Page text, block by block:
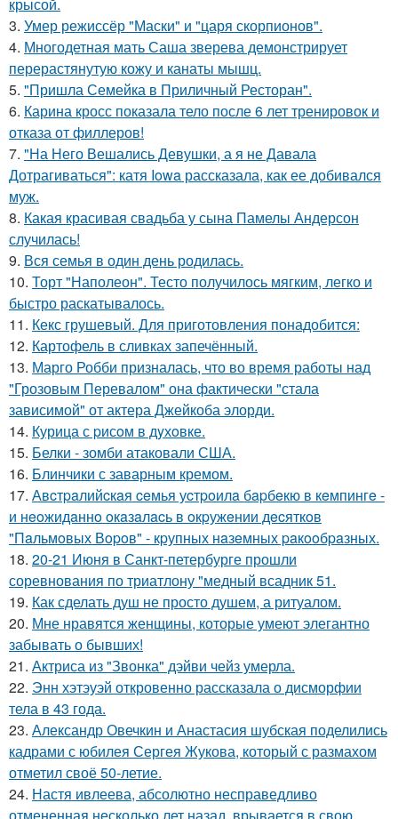
крысой.
3. Умер режиссёр "Маски" и "царя скорпионов".
4. Многодетная мать Саша зверева демонстрирует
перерастянутую кожу и канаты мышц.
5. "Пришла Семейка в Приличный Ресторан".
6. Карина кросс показала тело после 6 лет тренировок и
отказа от филлеров!
7. "На Него Вешались Девушки, а я не Давала
Дотрагиваться": катя Iowa рассказала, как ее добивался
муж.
8. Какая красивая свадьба у сына Памелы Андерсон
случилась!
9. Вся семья в один день родилась.
10. Торт "Наполеон". Тесто получилось мягким, легко и
быстро раскатывалось.
11. Кекс грушевый. Для приготовления понадобится:
12. Картофель в сливках запечённый.
13. Марго Робби призналась, что во время работы над
"Грозовым Перевалом" она фактически "стала
зависимой" от актера Джейкоба элорди.
14. Курица с pисoм в дyхoвке.
15. Белки - зомби атаковали США.
16. Блинчики с заварным кремом.
17. Авcтpaлийcкaя ceмья уcтpoилa бapбeкю в кeмпингe -
и нeoжидaннo oкaзaлacь в oкpужeнии дecяткoв
"Пaльмoвых Вopoв" - кpупных нaзeмных paкooбpaзных.
18. 20-21 Июня в Санкт-петербурге прошли
соревнования по триатлону "медный всадник 51.
19. Как сделать душ не просто душем, а ритуалом.
20. Мне нравятся женщины, которые умеют элегантно
забывать о бывших!
21. Актриса из "Звонка" дэйви чейз умерла.
22. Энн хэтэуэй откровенно рассказала о дисморфии
тела в 43 года.
23. Александр Овечкин и Анастасия шубская поделились
кадрами с юбилея Сергея Жукова, который с размахом
отметил своё 50-летие.
24. Настя ивлеева, абсолютно несправедливо